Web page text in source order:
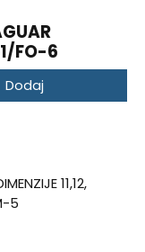
FO-6
Dodaj